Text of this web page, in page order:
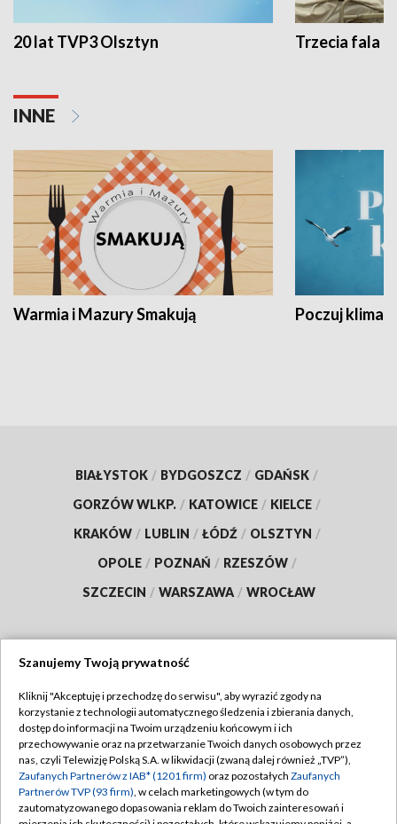
20 lat TVP3 Olsztyn Trzecia fala -
INNE
Warmia i Mazury Smakują Poczuj klimat
BIAŁYSTOK / BYDGOSZCZ / GDAŃSK /
GORZÓW WLKP. / KATOWICE / KIELCE /
KRAKÓW / LUBLIN / ŁÓDŹ / OLSZTYN /
OPOLE / POZNAŃ / RZESZÓW /
SZCZECIN / WARSZAWA / WROCŁAW
TVP
Abonament TVP
Emisja w TVP
Centrum informacji TVP
Regulamin TVP
Polityka prywatności
Moje zgody
Szanujemy Twoją prywatność
Kliknij "Akceptuję i przechodzę do serwisu", aby wyrazić zgody na
korzystanie z technologii automatycznego śledzenia i zbierania danych,
dostęp do informacji na Twoim urządzeniu końcowym i ich
przechowywanie oraz na przetwarzanie Twoich danych osobowych przez
nas, czyli Telewizję Polską S.A. w likwidacji (zwaną dalej również „TVP”),
Zaufanych Partnerów z IAB* (1201 firm) oraz pozostałych Zaufanych
Partnerów TVP (93 firm), w celach marketingowych (w tym do
zautomatyzowanego dopasowania reklam do Twoich zainteresowań i